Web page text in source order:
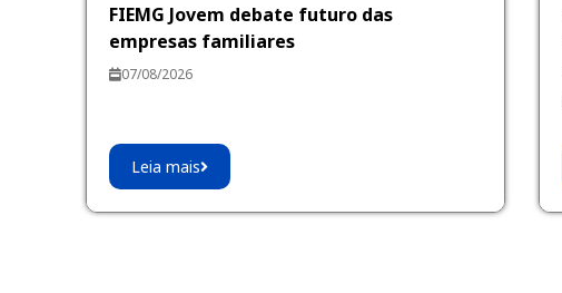
FIEMG Jovem debate futuro das
empresas familiares
07/08/2026
Leia mais